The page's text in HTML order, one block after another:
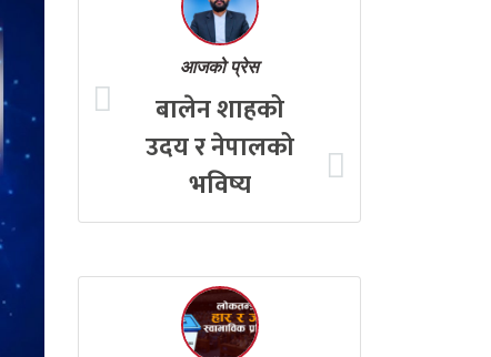
आजको प्रेस
बालेन शाहको
उदय र नेपालको
भविष्य